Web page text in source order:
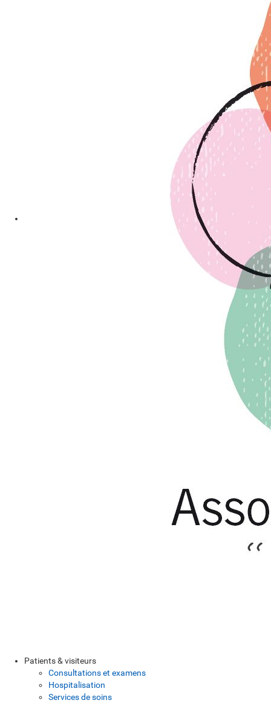
Patients & visiteurs
Consultations et examens
Hospitalisation
Services de soins